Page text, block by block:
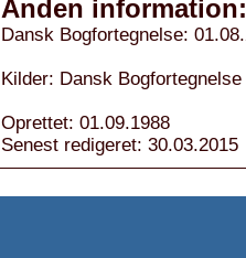
Anden information:
Dansk Bogfortegnelse:
Kilder: Dansk
Oprettet: 01.09.1988
Senest redigeret: 30.03.2015